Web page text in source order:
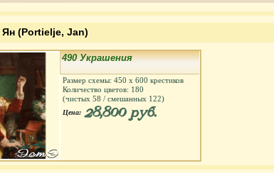
Ян (Portielje, Jan)
490 Украшения
Размер схемы: 450 х 600 крестиков
Количество цветов: 180
(чистых 58 / смешанных 122)
Цена: 28,800 руб.